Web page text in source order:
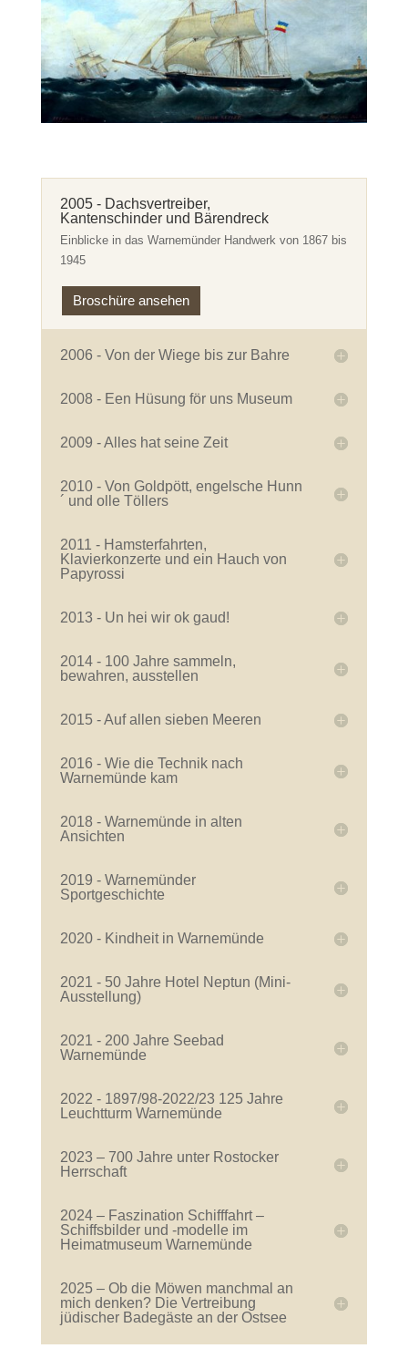
2005 - Dachsvertreiber,
Kantenschinder und Bärendreck
Einblicke in das Warnemünder Handwerk von 1867 bis
1945
Broschüre ansehen
2006 - Von der Wiege bis zur Bahre
2008 - Een Hüsung för uns Museum
2009 - Alles hat seine Zeit
2010 - Von Goldpött, engelsche Hunn
´ und olle Töllers
2011 - Hamsterfahrten,
Klavierkonzerte und ein Hauch von
Papyrossi
2013 - Un hei wir ok gaud!
2014 - 100 Jahre sammeln,
bewahren, ausstellen
2015 - Auf allen sieben Meeren
2016 - Wie die Technik nach
Warnemünde kam
2018 - Warnemünde in alten
Ansichten
2019 - Warnemünder
Sportgeschichte
2020 - Kindheit in Warnemünde
2021 - 50 Jahre Hotel Neptun (Mini-
Ausstellung)
2021 - 200 Jahre Seebad
Warnemünde
2022 - 1897/98-2022/23 125 Jahre
Leuchtturm Warnemünde
2023 – 700 Jahre unter Rostocker
Herrschaft
2024 – Faszination Schifffahrt –
Schiffsbilder und -modelle im
Heimatmuseum Warnemünde
2025 – Ob die Möwen manchmal an
mich denken? Die Vertreibung
jüdischer Badegäste an der Ostsee